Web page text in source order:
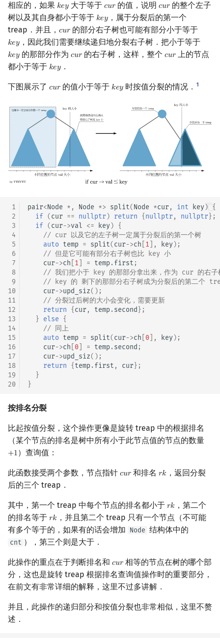
相应的，如果 𝑘𝑒𝑦
key大于等于 𝑐𝑢𝑟
cur的值，说明 𝑐𝑢𝑟
cur 的整个左子
树以及其自身都小于等于 𝑘𝑒𝑦
key，属于分裂后的第一个
treap．并且， 𝑐𝑢𝑟
cur 的部分右子树也可能有部分小于等于
𝑘𝑒𝑦
key，因此我们需要继续递归地分裂右子树．把小于等于
𝑘𝑒𝑦
key的那部分作为 𝑐𝑢𝑟
cur的右子树，这样，整个 𝑐𝑢𝑟
cur 上的节点
都小于等于 𝑘𝑒𝑦
key．
下图展示了 𝑐𝑢𝑟
cur 的值小于等于 𝑘𝑒𝑦
key时按值分裂的情况． 1
1
2
3
4
5
6
7
8
9
10
11
12
13
14
15
16
17
18
19
20
pair<Node * , Node *> split(Node *cur, int key) {
if (cur == nullptr) return { nullptr, nullptr};
if (cur->val <= key) {
// cur 以及它的左子树一定属于分裂后的第一个树
auto temp = split(cur->ch 1 ], key);
// 但是它可能有部分右子树也比 key 小
cur->ch 1 = temp .first ;
// 我们把小于 key 的那部分拿出来，作为 cur 的右子
// key 的 剩下的那部分右子树成为分裂后的第二个
cur->upd_siz();
// 分裂过后树的大小会变化，需要更新
return { cur, temp .second };
} else {
// 同上
auto temp = split(cur->ch 0 ], key);
cur->ch 0 = temp .second ;
cur->upd_siz();
return { temp .first , cur};
}
}
按排名分裂
比起按值分裂，这个操作更像是旋转 treap 中的根据排名
（某个节点的排名是树中所有小于此节点值的节点的数量
+1
+1 ）查询值：
此函数接受两个参数，节点指针 𝑐𝑢𝑟
cur 和排名𝑟𝑘
rk ，返回分裂
后的三个 treap．
其中，第一个 treap 中每个节点的排名都小于 𝑟𝑘
rk ，第二个
的排名等于 𝑟𝑘
rk ，并且第二个 treap 只有一个节点（不可能
有多个等于的，如果有的话会增加 Node 结构体中的
cnt ），第三个则是大于．
此操作的重点在于判断排名和 𝑐𝑢𝑟
cur 相等的节点在树的哪个部
分，这也是旋转 treap 根据排名查询值操作时的重要部分，
在前文有非常详细的解释，这里不过多讲解．
并且，此操作的递归部分和按值分裂也非常相似，这里不赘
述．